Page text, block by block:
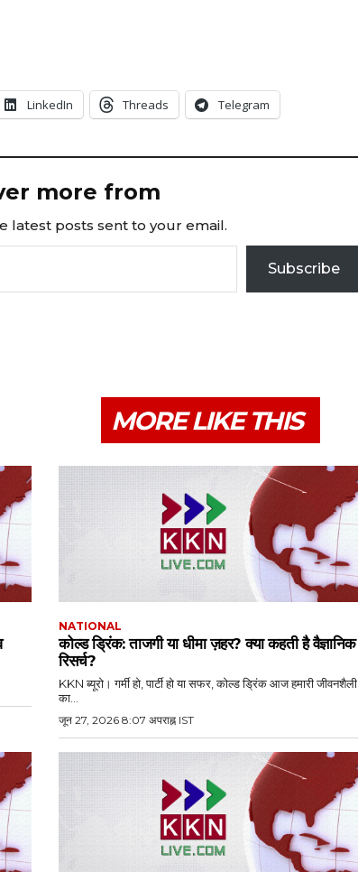
LinkedIn Threads Telegram
more from
latest posts sent to your email.
Subscribe
MORE LIKE THIS
NATIONAL
कोल्ड ड्रिंक: ताजगी या धीमा ज़हर? क्या कहती है वैज्ञानिक
रिसर्च?
KKN ब्यूरो। गर्मी हो, पार्टी हो या सफर, कोल्ड ड्रिंक आज हमारी जीवनशैली
का...
जून 27, 2026 8:07 अपराह्न IST